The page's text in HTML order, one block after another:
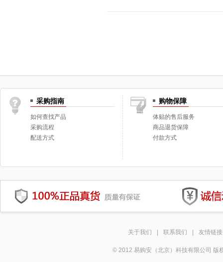
采购指南
如何查找产品
采购流程
配送方式
购物保障
体贴的售后服务
商品退货保障
付款方式
关于我们 联系我们 友情链接
© 2012 易购安（北京）科技有限公司 版